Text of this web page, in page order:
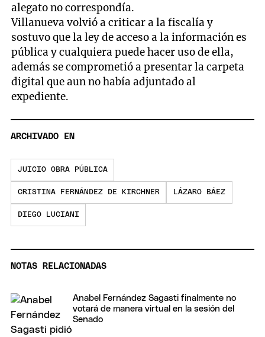
alegato no correspondía.
Villanueva volvió a criticar a la fiscalía y
sostuvo que la ley de acceso a la información es
pública y cualquiera puede hacer uso de ella,
además se comprometió a presentar la carpeta
digital que aun no había adjuntado al
expediente.
ARCHIVADO EN
JUICIO OBRA PÚBLICA
CRISTINA FERNÁNDEZ DE KIRCHNER LÁZARO BÁEZ
DIEGO LUCIANI
NOTAS RELACIONADAS
Anabel Fernández Sagasti finalmente no
votará de manera virtual en la sesión del
Senado